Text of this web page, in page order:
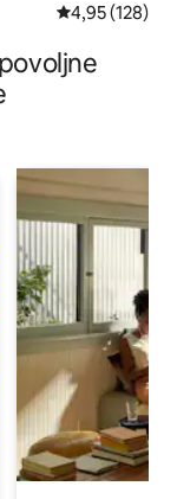
Prosječna
4,95 (128)